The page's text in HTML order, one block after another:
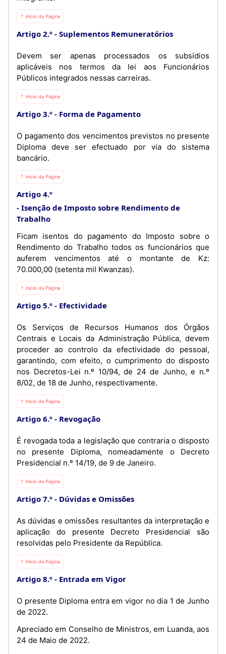
⇡ Início da Página
Artigo 2.º Suplementos Remuneratórios
Devem ser apenas processados os subsídios
aplicáveis nos termos da lei aos Funcionários
Públicos integrados nessas carreiras.
⇡ Início da Página
Artigo 3.º Forma de Pagamento
O pagamento dos vencimentos previstos no presente
Diploma deve ser efectuado por via do sistema
bancário.
⇡ Início da Página
Artigo 4.º
Isenção de Imposto sobre Rendimento de
Trabalho
Ficam isentos do pagamento do Imposto sobre o
Rendimento do Trabalho todos os funcionários que
auferem vencimentos até o montante de Kz:
70.000,00 (setenta mil Kwanzas).
⇡ Início da Página
Artigo 5.º Efectividade
Os Serviços de Recursos Humanos dos Órgãos
Centrais e Locais da Administração Pública, devem
proceder ao controlo da efectividade do pessoal,
garantindo, com efeito, o cumprimento do disposto
nos Decretos-Lei n.º 10/94, de 24 de Junho, e n.º
8/02, de 18 de Junho, respectivamente.
⇡ Início da Página
Artigo 6.º Revogação
É revogada toda a legislação que contraria o disposto
no presente Diploma, nomeadamente o Decreto
Presidencial n.º 14/19, de 9 de Janeiro.
⇡ Início da Página
Artigo 7.º Dúvidas e Omissões
As dúvidas e omissões resultantes da interpretação e
aplicação do presente Decreto Presidencial são
resolvidas pelo Presidente da República.
⇡ Início da Página
Artigo 8.º Entrada em Vigor
O presente Diploma entra em vigor no dia 1 de Junho
de 2022.
Apreciado em Conselho de Ministros, em Luanda, aos
24 de Maio de 2022.